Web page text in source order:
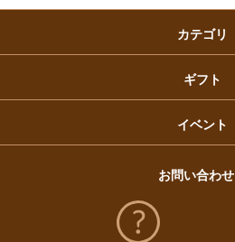
カテゴリ
ギフト
イベント
福袋
お問い合わせ